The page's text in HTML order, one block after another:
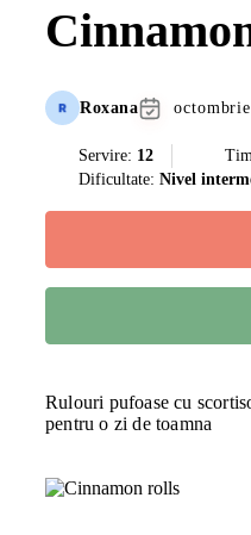
Roxana
Servire: 12
Dificultate: Nivel
Rulouri pufoase cu
pentru o zi de toamna